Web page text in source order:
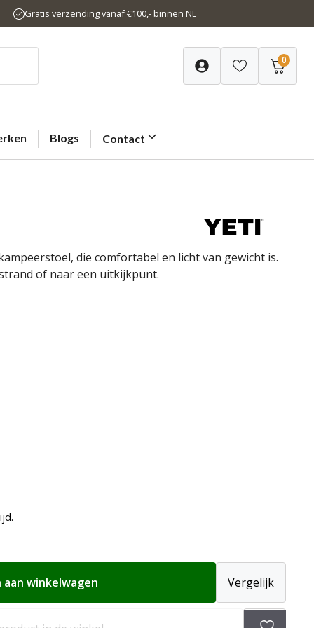
Gratis verzending vanaf €100,- binnen NL
0
Blogs Contact
die comfortabel en licht van gewicht is.
of naar een uitkijkpunt.
winkelwagen Vergelijk